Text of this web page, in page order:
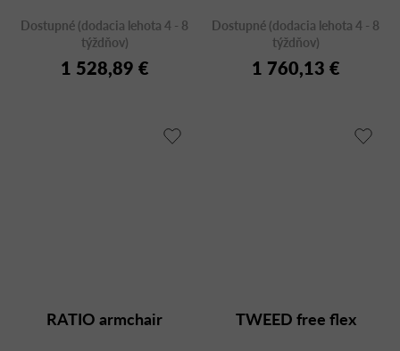
Dostupné (dodacia lehota 4 - 8
týždňov)
1 528,89 €
Dostupné (dodacia lehota 4 - 8
týždňov)
1 760,13 €
RATIO armchair TWEED free flex